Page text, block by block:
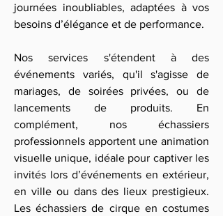
journées inoubliables, adaptées à vos
besoins d’élégance et de performance.
Nos services s'étendent à des
événements variés, qu'il s'agisse de
mariages, de soirées privées, ou de
lancements de produits. En
complément, nos échassiers
professionnels apportent une animation
visuelle unique, idéale pour captiver les
invités lors d’événements en extérieur,
en ville ou dans des lieux prestigieux.
Les échassiers de cirque en costumes